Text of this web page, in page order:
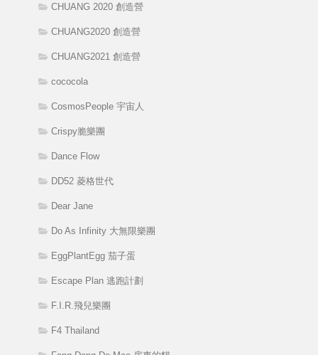
CHUANG 2020 創造營
CHUANG2020 創造營
CHUANG2021 創造營
cococola
CosmosPeople 宇宙人
Crispy脆樂團
Dance Flow
DD52 菱格世代
Dear Jane
Do As Infinity 大無限樂團
EggPlantEgg 茄子蛋
Escape Plan 逃跑計劃
F.I.R.飛兒樂團
F4 Thailand